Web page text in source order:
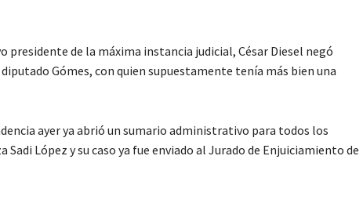
presidente de la máxima instancia judicial, César Diesel negó
Gómes, con quien supuestamente tenía más bien una
ayer ya abrió un sumario administrativo para todos los
Sadi López y su caso ya fue enviado al Jurado de Enjuiciamiento de